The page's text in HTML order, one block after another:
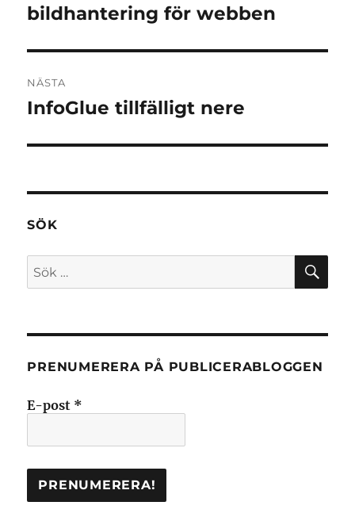
inlägg:
bildhantering för webben
NÄSTA
Nästa
InfoGlue tillfälligt nere
SÖK
Sök
efter:
PRENUMERERA PÅ PUBLICERABLOGGEN
E-post *